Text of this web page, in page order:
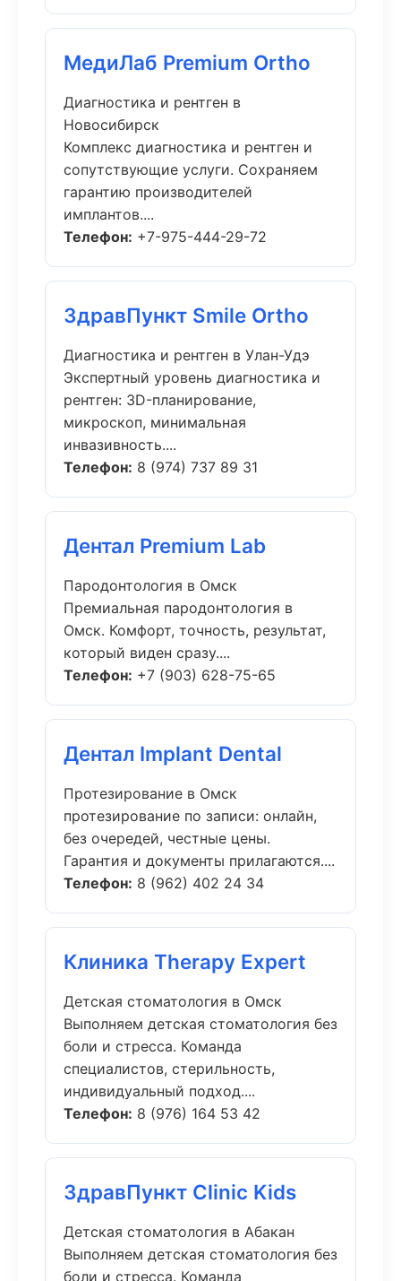
МедиЛаб Premium Ortho
Диагностика и рентген в
Новосибирск
Комплекс диагностика и рентген и
сопутствующие услуги. Сохраняем
гарантию производителей
имплантов....
Телефон: +7-975-444-29-72
ЗдравПункт Smile Ortho
Диагностика и рентген в Улан-Удэ
Экспертный уровень диагностика и
рентген: 3D-планирование,
микроскоп, минимальная
инвазивность....
Телефон: 8 (974) 737 89 31
Дентал Premium Lab
Пародонтология в Омск
Премиальная пародонтология в
Омск. Комфорт, точность, результат,
который виден сразу....
Телефон: +7 (903) 628-75-65
Дентал Implant Dental
Протезирование в Омск
протезирование по записи: онлайн,
без очередей, честные цены.
Гарантия и документы прилагаются....
Телефон: 8 (962) 402 24 34
Клиника Therapy Expert
Детская стоматология в Омск
Выполняем детская стоматология без
боли и стресса. Команда
специалистов, стерильность,
индивидуальный подход....
Телефон: 8 (976) 164 53 42
ЗдравПункт Clinic Kids
Детская стоматология в Абакан
Выполняем детская стоматология без
боли и стресса. Команда